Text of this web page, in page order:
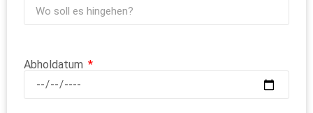
Abholdatum